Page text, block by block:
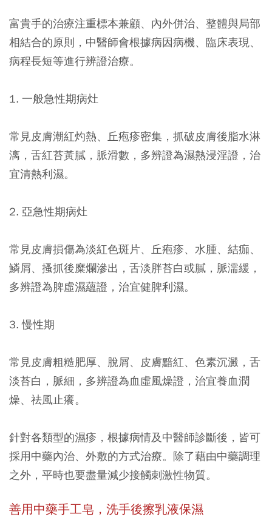
富貴手的治療注重標本兼顧、內外併治、整體與局部
相結合的原則，中醫師會根據病因病機、臨床表現、
病程長短等進行辨證治療。
1. 一般急性期病灶
常見皮膚潮紅灼熱、丘疱疹密集，抓破皮膚後脂水淋
漓，舌紅苔黃膩，脈滑數，多辨證為濕熱浸淫證，治
宜清熱利濕。
2. 亞急性期病灶
常見皮膚損傷為淡紅色斑片、丘疱疹、水腫、結痂、
鱗屑、搔抓後糜爛滲出，舌淡胖苔白或膩，脈濡緩，
多辨證為脾虛濕蘊證，治宜健脾利濕。
3. 慢性期
常見皮膚粗糙肥厚、脫屑、皮膚黯紅、色素沉澱，舌
淡苔白，脈細，多辨證為血虛風燥證，治宜養血潤
燥、祛風止癢。
針對各類型的濕疹，根據病情及中醫師診斷後，皆可
採用中藥內治、外敷的方式治療。除了藉由中藥調理
之外，平時也要盡量減少接觸刺激性物質。
善用中藥手工皂，洗手後擦乳液保濕